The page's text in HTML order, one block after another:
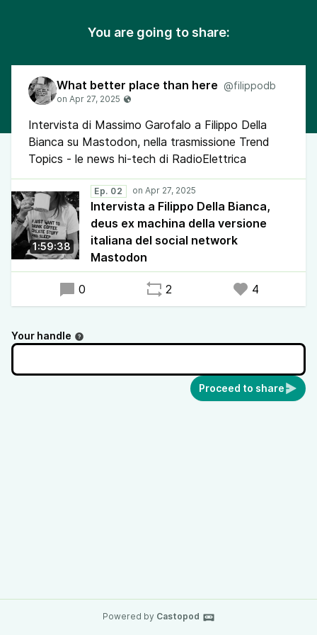
You are going to share:
What better place than here @filippodb
Intervista di Massimo Garofalo a Filippo Della
Bianca su Mastodon, nella trasmissione Trend
Topics - le news hi-tech di RadioElettrica
1:59:38
Ep. 02
Intervista a Filippo Della Bianca,
deus ex machina della versione
italiana del social network
Mastodon
0 2 4
Your handle
Proceed to share
Powered by Castopod